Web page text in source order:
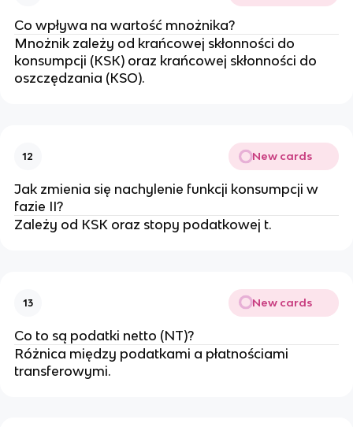
Co wpływa na wartość mnożnika?
Mnożnik zależy od krańcowej skłonności do
konsumpcji (KSK) oraz krańcowej skłonności do
oszczędzania (KSO).
12 New cards
Jak zmienia się nachylenie funkcji konsumpcji w
fazie II?
Zależy od KSK oraz stopy podatkowej t.
13 New cards
Co to są podatki netto (NT)?
Różnica między podatkami a płatnościami
transferowymi.